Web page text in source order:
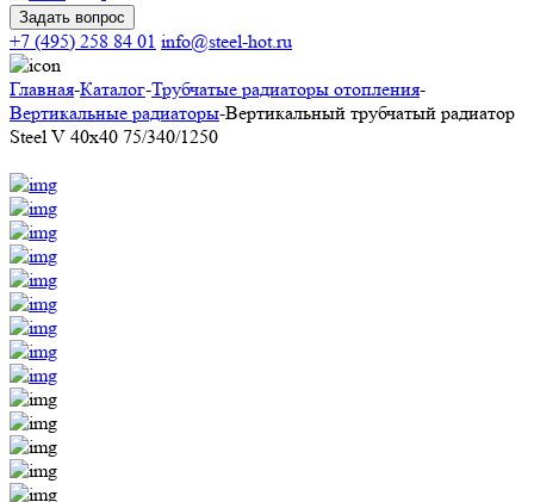
Задать вопрос
+7 (495) 258 84 01 info@steel-hot.ru
Главная-Каталог-Трубчатые радиаторы отопления-
Вертикальные радиаторы-Вертикальный трубчатый радиатор
Steel V 40х40 75/340/1250